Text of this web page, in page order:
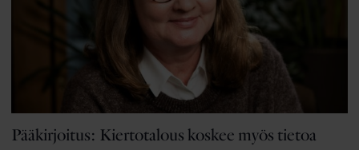
Pääkirjoitus: Kiertotalous koskee myös tietoa